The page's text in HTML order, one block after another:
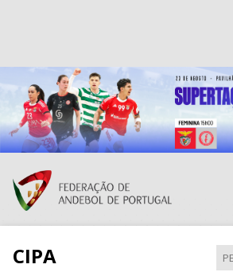
Resultados Andebol
Federação de Andebol de Portugal
Grátis - Disponivel na Play Store
CIPA